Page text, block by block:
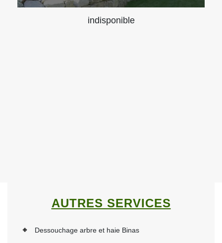
indisponible
AUTRES SERVICES
Dessouchage arbre et haie Binas